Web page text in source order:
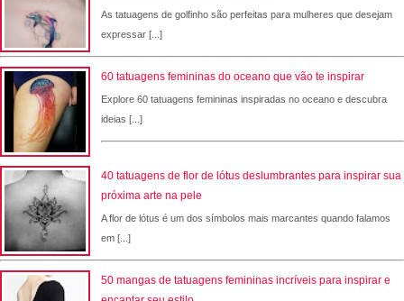
As tatuagens de golfinho são perfeitas para mulheres que desejam
expressar [...]
60 tatuagens femininas do oceano que vão te inspirar
Explore 60 tatuagens femininas inspiradas no oceano e descubra
ideias [...]
40 tatuagens de flor de lótus deslumbrantes para inspirar sua
próxima arte na pele
A flor de lótus é um dos símbolos mais marcantes quando falamos
em [...]
50 mangas de tatuagens femininas incríveis para inspirar e